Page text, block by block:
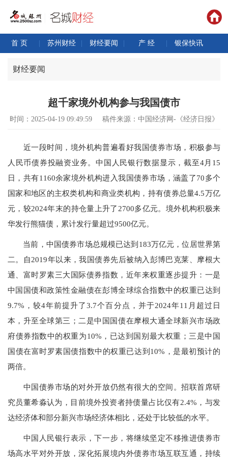
首 页 | 苏州财经 | 财经要闻 | 产 经 | 银保快讯
财经要闻
超千家境外机构参与我国债市
时间：2025-04-19 09:49:59 稿件来源：中国经济网-《经济日报》
近一段时间，境外机构普遍看好我国债券市场，积极参与
人民币债券投融资业务。中国人民银行数据显示，截至4月15
日，共有1160余家境外机构进入我国债券市场，涵盖了70多个
国家和地区的主权类机构和商业类机构，持有债券总量4.5万亿
元，较2024年末的持仓量上升了2700多亿元。境外机构积极来
华发行熊猫债，累计发行量超过9500亿元。
当前，中国债券市场总规模已达到183万亿元，位居世界第
二。自2019年以来，我国债券先后被纳入彭博巴克莱、摩根大
通、富时罗素三大国际债券指数，近年来权重逐步提升：一是
中国国债和政策性金融债在彭博全球综合指数中的权重已达到
9.7%，较4年前提升了3.7个百分点，并于2024年11月超过日
本，升至全球第三；二是中国国债在摩根大通全球新兴市场政
府债券指数中的权重为10%，已达到国别最大权重；三是中国
国债在富时罗素国债指数中的权重已达到10%，是最初预计的
两倍。
中国债券市场的对外开放仍然有很大的空间。招联首席研
究员董希淼认为，目前境外投资者持债量占比仅有2.4%，与发
达经济体和部分新兴市场经济体相比，还处于比较低的水平。
中国人民银行表示，下一步，将继续坚定不移推进债券市
场高水平对外开放，深化拓展境内外债券市场互联互通，持续